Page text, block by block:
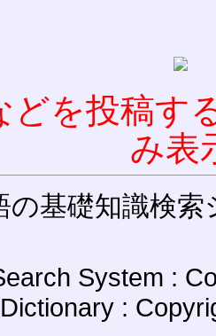
どを投稿す
み表
の基礎知識検索
System :
Dictionary :